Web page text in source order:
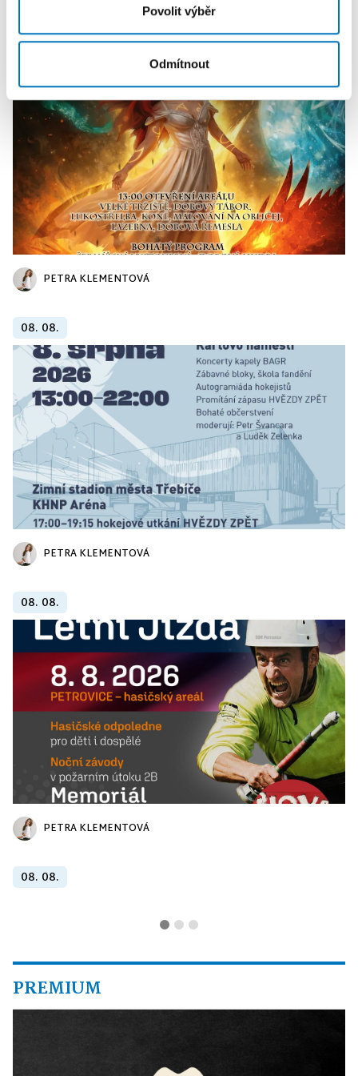
Povolit výběr
Odmítnout
KALENDÁŘ AKCÍ Další
PETRA KLEMENTOVÁ
08. 08.
PETRA KLEMENTOVÁ
08. 08.
PETRA KLEMENTOVÁ
08. 08.
PREMIUM